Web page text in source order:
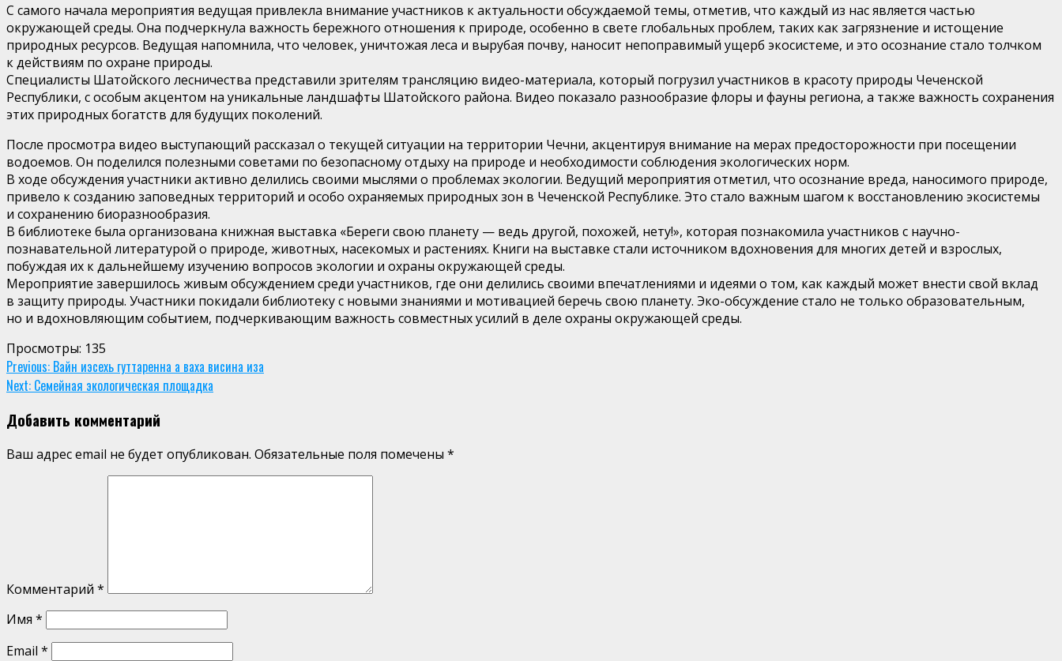
С самого начала мероприятия ведущая привлекла внимание участников к актуальности обсуждаемой темы, отметив, что каждый из нас является частью
окружающей среды. Она подчеркнула важность бережного отношения к природе, особенно в свете глобальных проблем, таких как загрязнение и истощение
природных ресурсов. Ведущая напомнила, что человек, уничтожая леса и вырубая почву, наносит непоправимый ущерб экосистеме, и это осознание стало толчком
к действиям по охране природы.
Специалисты Шатойского лесничества представили зрителям трансляцию видео-материала, который погрузил участников в красоту природы Чеченской
Республики, с особым акцентом на уникальные ландшафты Шатойского района. Видео показало разнообразие флоры и фауны региона, а также важность сохранения
этих природных богатств для будущих поколений.
После просмотра видео выступающий рассказал о текущей ситуации на территории Чечни, акцентируя внимание на мерах предосторожности при посещении
водоемов. Он поделился полезными советами по безопасному отдыху на природе и необходимости соблюдения экологических норм.
В ходе обсуждения участники активно делились своими мыслями о проблемах экологии. Ведущий мероприятия отметил, что осознание вреда, наносимого природе,
привело к созданию заповедных территорий и особо охраняемых природных зон в Чеченской Республике. Это стало важным шагом к восстановлению экосистемы
и сохранению биоразнообразия.
В библиотеке была организована книжная выставка «Береги свою планету — ведь другой, похожей, нету!», которая познакомила участников с научно-
познавательной литературой о природе, животных, насекомых и растениях. Книги на выставке стали источником вдохновения для многих детей и взрослых,
побуждая их к дальнейшему изучению вопросов экологии и охраны окружающей среды.
Мероприятие завершилось живым обсуждением среди участников, где они делились своими впечатлениями и идеями о том, как каждый может внести свой вклад
в защиту природы. Участники покидали библиотеку с новыми знаниями и мотивацией беречь свою планету. Эко-обсуждение стало не только образовательным,
но и вдохновляющим событием, подчеркивающим важность совместных усилий в деле охраны окружающей среды.
Просмотры: 135
Continue
Reading
Previous: Вайн иэсехь гуттаренна а ваха висина иза
Next: Семейная экологическая площадка
Добавить комментарий
Ваш адрес email не будет опубликован. Обязательные поля помечены *
Комментарий *
Имя *
Email *